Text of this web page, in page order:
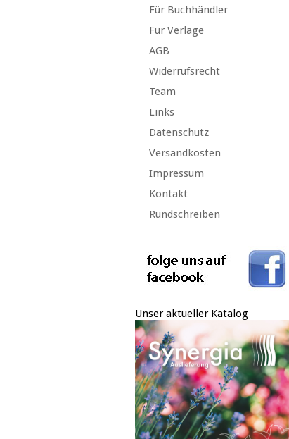
Für Buchhändler
Für Verlage
AGB
Widerrufsrecht
Team
Links
Datenschutz
Versandkosten
Impressum
Kontakt
Rundschreiben
Unser aktueller Katalog